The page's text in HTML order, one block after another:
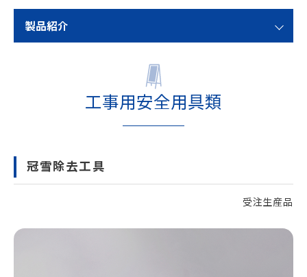
工事用安全用具類
冠雪除去工具
受注生産品
製品紹介